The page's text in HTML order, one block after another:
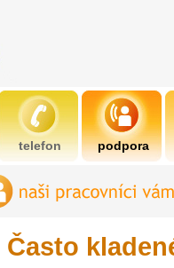
telefon podpora
Často